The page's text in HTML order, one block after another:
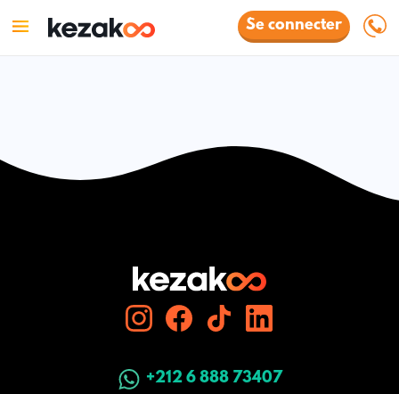
Se connecter
+212 6 888 73407